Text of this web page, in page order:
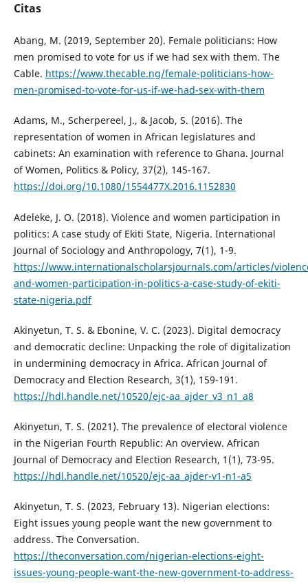
Citas
Abang, M. (2019, September 20). Female politicians: How
men promised to vote for us if we had sex with them. The
Cable. https://www.thecable.ng/female-politicians-how-
men-promised-to-vote-for-us-if-we-had-sex-with-them
Adams, M., Scherpereel, J., & Jacob, S. (2016). The
representation of women in African legislatures and
cabinets: An examination with reference to Ghana. Journal
of Women, Politics & Policy, 37(2), 145-167.
https://doi.org/10.1080/1554477X.2016.1152830
Adeleke, J. O. (2018). Violence and women participation in
politics: A case study of Ekiti State, Nigeria. International
Journal of Sociology and Anthropology, 7(1), 1-9.
https://www.internationalscholarsjournals.com/articles/
and-women-participation-in-politics-a-case-study-of-ekiti-
state-nigeria.pdf
Akinyetun, T. S. & Ebonine, V. C. (2023). Digital democracy
and democratic decline: Unpacking the role of digitalization
in undermining democracy in Africa. African Journal of
Democracy and Election Research, 3(1), 159-191.
https://hdl.handle.net/10520/ejc-aa_ajder_v3_n1_a8
Akinyetun, T. S. (2021). The prevalence of electoral violence
in the Nigerian Fourth Republic: An overview. African
Journal of Democracy and Election Research, 1(1), 73-95.
https://hdl.handle.net/10520/ejc-aa_ajder-v1-n1-a5
Akinyetun, T. S. (2023, February 13). Nigerian elections:
Eight issues young people want the new government to
address. The Conversation.
https://theconversation.com/nigerian-elections-eight-
issues-young-people-want-the-new-government-to-address-